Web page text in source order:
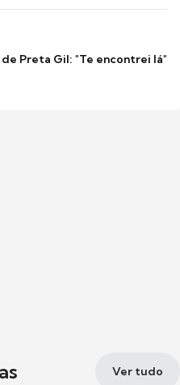
Preta Gil: "Te encontrei lá"
Ver tudo